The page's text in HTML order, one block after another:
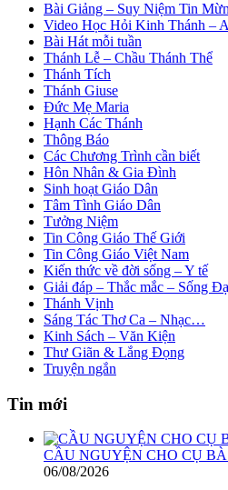
Bài Giảng – Suy Niệm Tin
Video Học Hỏi Kinh Thánh –
Bài Hát mỗi tuần
Thánh Lễ – Chầu Thánh Thể
Thánh Tích
Thánh Giuse
Đức Mẹ Maria
Hạnh Các Thánh
Thông Báo
Các Chương Trình cần biết
Hôn Nhân & Gia Đình
Sinh hoạt Giáo Dân
Tâm Tình Giáo Dân
Tưởng Niệm
Tin Công Giáo Thế Giới
Tin Công Giáo Việt Nam
Kiến thức về đời sống – Y tế
Giải đáp – Thắc mắc – Sống
Thánh Vịnh
Sáng Tác Thơ Ca – Nhạc…
Kinh Sách – Văn Kiện
Thư Giãn & Lắng Đọng
Truyện ngắn
Tin mới
CẦU NGUYỆN CHO CỤ
06/08/2026